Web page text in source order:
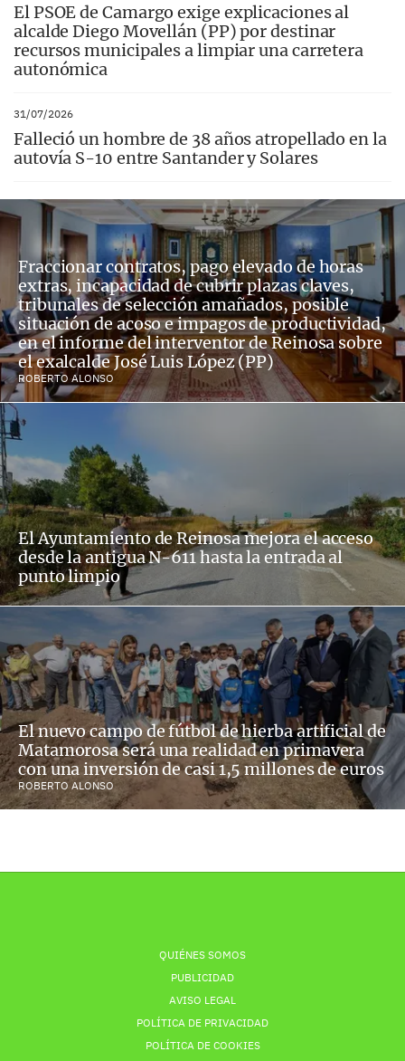
El PSOE de Camargo exige explicaciones al
alcalde Diego Movellán (PP) por destinar
recursos municipales a limpiar una carretera
autonómica
31/07/2026
Falleció un hombre de 38 años atropellado en la
autovía S-10 entre Santander y Solares
Fraccionar contratos, pago elevado de horas
extras, incapacidad de cubrir plazas claves,
tribunales de selección amañados, posible
situación de acoso e impagos de productividad,
en el informe del interventor de Reinosa sobre
el exalcalde José Luis López (PP)
ROBERTO ALONSO
El Ayuntamiento de Reinosa mejora el acceso
desde la antigua N-611 hasta la entrada al
punto limpio
El nuevo campo de fútbol de hierba artificial de
Matamorosa será una realidad en primavera
con una inversión de casi 1,5 millones de euros
ROBERTO ALONSO
QUIÉNES SOMOS
PUBLICIDAD
AVISO LEGAL
POLÍTICA DE PRIVACIDAD
POLÍTICA DE COOKIES